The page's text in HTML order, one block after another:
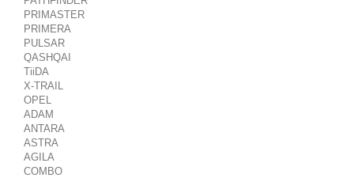
PRIMASTER
PRIMERA
PULSAR
QASHQAI
TiiDA
X-TRAIL
OPEL
ADAM
ANTARA
ASTRA
AGILA
COMBO